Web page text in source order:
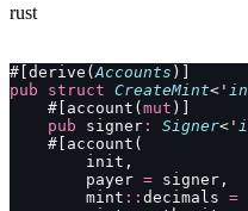
rust
#[derive( Accounts )]
pub struct CreateMint<'
    #[account(
mut )]
    pub
signer : Signer<'
    #[account(
        init,
        payer
= signer,
        mint
:: decimals =